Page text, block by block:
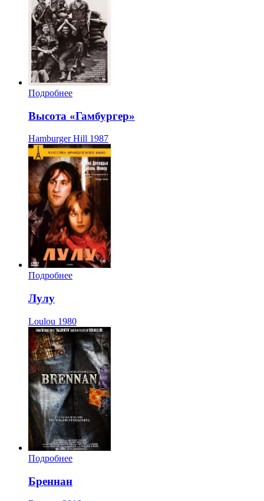
Подробнее
Высота «Гамбургер»
Hamburger Hill 1987
Подробнее
Лулу
Loulou 1980
Подробнее
Бреннан